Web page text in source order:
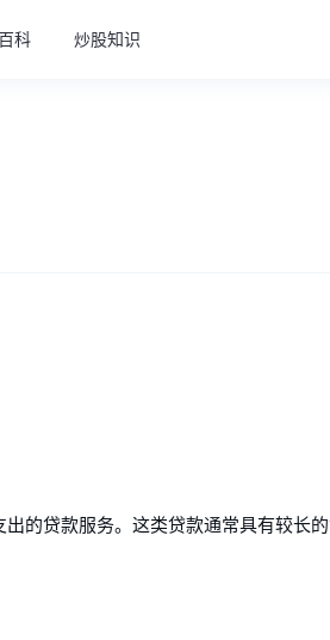
科 炒股知识
的贷款服务。这类贷款通常具有较长